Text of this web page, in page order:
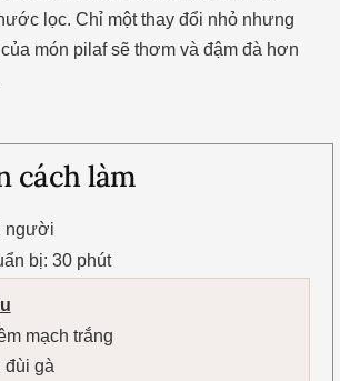
lọc. Chỉ một thay đổi nhỏ nhưng
món pilaf sẽ thơm và đậm đà hơn
cách làm
người
bị: 30 phút
mạch trắng
đùi gà